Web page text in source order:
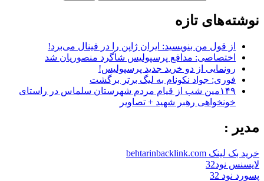
نوشته‌های تازه
از قول من بنویسید: ایران ژاپن را در فینال می‌برد!
اختصاصی: مدافع پرسپولیس شاگرد منصوریان شد
رونمایی از دو خرید جدید پرسپولیس!
فوری: جواد نکونام به لیگ برتر برگشت
۱۴۹مین شب از قیام مردم شهرستان سلماس در راستای
خونخواهی رهبر شهید + تصاویر
مدیر :
خرید بک لینک behtarinbacklink.com
لایسنس نود32
پسورد نود 32